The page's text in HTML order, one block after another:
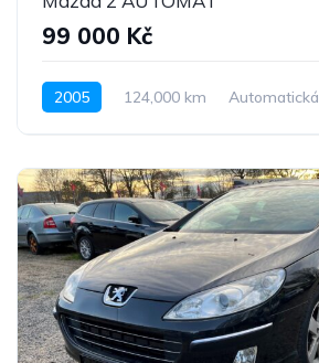
99 000 Kč
2005 124,000 km Automatická